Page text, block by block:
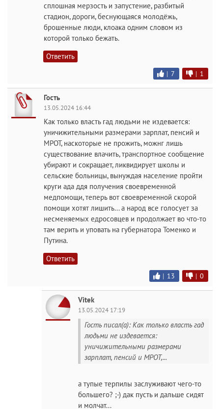
сплошная мерзость и запустение, разбитый
стадион, дороги, беснующаяся молодёжь,
брошенные люди, клоака одним словом из
которой только бежать.
Ответить
| 7 | 1
Гость
13.05.2024 16:44
Как только власть гад людьми не издевается:
уничижительными размерами зарплат, пенсий и
МРОТ, наскоторые не прожить, можнг лишь
существование влачить, транспортное сообщение
убирают и сокращает, ликвидирует школы и
сельские больницы, вынуждая население пройти
круги ада ддя получения своевременной
медпомощи, теперь вот своевременной скорой
помощи хотят лишить... а народ все голосует за
несменяемых едросовцев и продолжает во что-то
там верить и уповать на губернатора Томенко и
Путина.
Ответить
| 13 | 0
Vitek
13.05.2024 17:19
Гость писал(а): Как только власть гад
людьми не издевается:
уничижительными размерами
зарплат, пенсий и МРОТ,...
а тупые терпилы заслуживают чего-то
большего? ;-) дак пусть и дальше сидят
и молчат...